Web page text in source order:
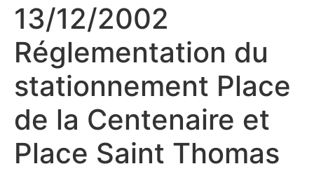
13/12/2002
Réglementation du
stationnement Place
de la Centenaire et
Place Saint Thomas